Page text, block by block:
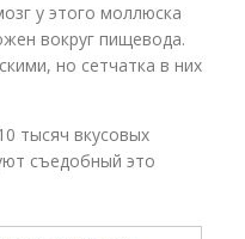
у этого моллюска
вокруг пищевода.
но сетчатка в них
тысяч вкусовых
съедобный это